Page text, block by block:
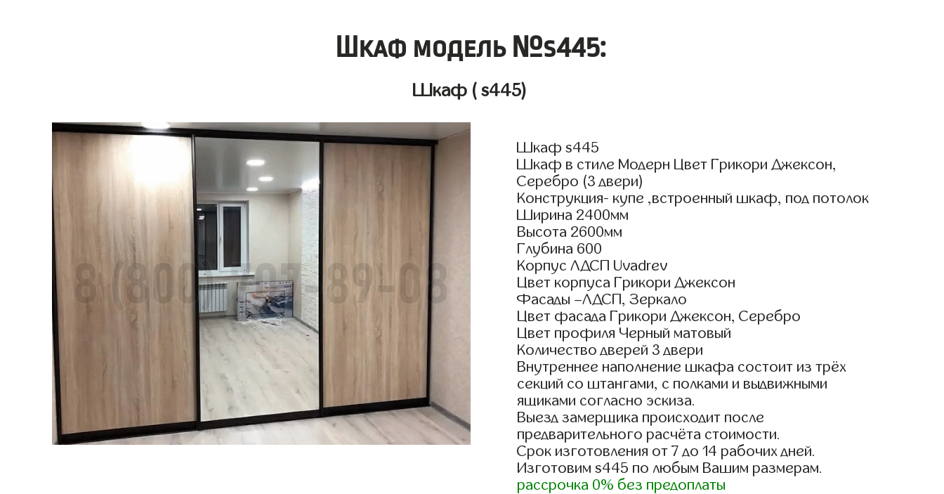
Шкаф модель №s445:
Шкаф ( s445)
Шкаф s445
Шкаф в стиле Модерн Цвет Грикори Джексон,
Серебро (3 двери)
Конструкция- купе ,встроенный шкаф, под потолок
Ширина 2400мм
Высота 2600мм
Глубина 600
Корпус ЛДСП Uvadrev
Цвет корпуса Грикори Джексон
Фасады –ЛДСП, Зеркало
Цвет фасада Грикори Джексон, Серебро
Цвет профиля Черный матовый
Количество дверей 3 двери
Внутреннее наполнение шкафа состоит из трёх
секций со штангами, с полками и выдвижными
ящиками согласно эскиза.
Выезд замерщика происходит после
предварительного расчёта стоимости.
Срок изготовления от 7 до 14 рабочих дней.
Изготовим s445 по любым Вашим размерам.
рассрочка 0% без предоплаты